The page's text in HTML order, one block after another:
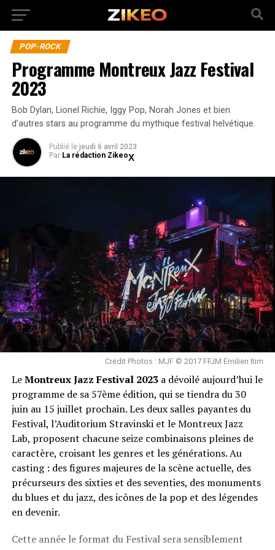
POP-ROCK
Programme Montreux Jazz Festival
2023
Bob Dylan, Lionel Richie, Iggy Pop, Norah Jones et bien
d’autres stars au programme du mythique festival helvétique.
Publié le jeudi 6 avril 2023
Par La rédaction Zikeo
Crédit Photos : MJF © 2017 FFJM Emilien Itim
LeMontreux Jazz Festival 2023a dévoilé aujourd’hui le
programme de sa 57ème édition, qui se tiendra du 30
juin au 15 juillet prochain. Les deux salles payantes du
Festival, l’Auditorium Stravinski et le Montreux Jazz
Lab, proposent chacune seize combinaisons pleines de
caractère, croisant les genres et les générations. Au
casting : des figures majeures de la scène actuelle, des
précurseurs des sixties et des seventies, des monuments
du blues et du jazz, des icônes de la pop et des légendes
en devenir.
Cette année le format du Festival sera sensiblement